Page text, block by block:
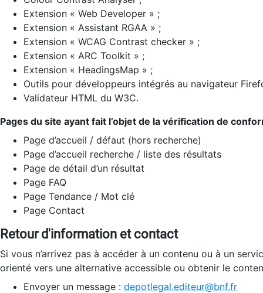
Extension « Web Developer » ;
Extension « Assistant RGAA » ;
Extension « WCAG Contrast checker » ;
Extension « ARC Toolkit » ;
Extension « HeadingsMap » ;
Outils pour développeurs intégrés au navigateur
Validateur HTML du W3C.
Pages du site ayant fait l’objet de la vérification de
Page d’accueil / défaut (hors recherche)
Page d’accueil recherche / liste des résultats
Page de détail d’un résultat
Page FAQ
Page Tendance / Mot clé
Page Contact
Retour d'information et contact
Si vous n’arrivez pas à accéder à un contenu ou à un
orienté vers une alternative accessible ou obtenir le
Envoyer un message : depotlegal.editeur@bnf.fr